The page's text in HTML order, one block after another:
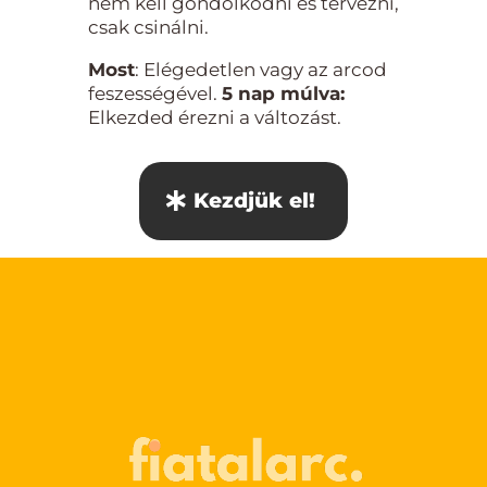
csak csinálni.
Most: Elégedetlen vagy az arcod
feszességével. 5 nap múlva:
Elkezded érezni a változást.
Kezdjük el!